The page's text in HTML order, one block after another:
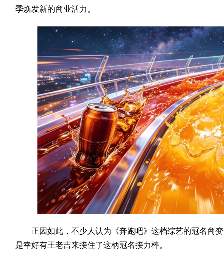
季焕发新的商业活力。
正因如此，不少人认为《奔跑吧》这档综艺的冠名商
是幸好有王老吉来接住了这柄冠名接力棒。